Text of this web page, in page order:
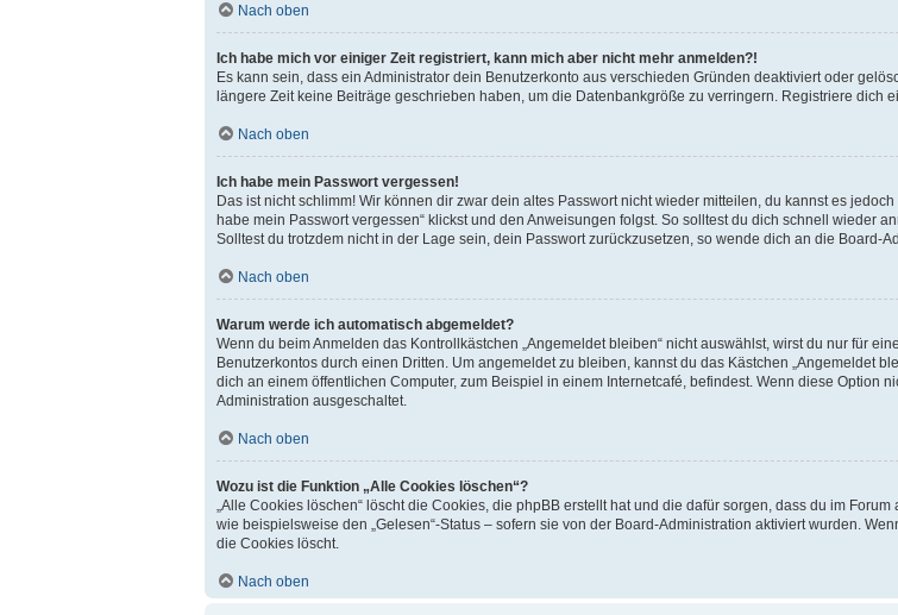
Nach oben
Ich habe mich vor einiger Zeit registriert, kann mich aber nicht mehr anmelden?!
Es kann sein, dass ein Administrator dein Benutzerkonto aus verschieden Gründen deaktiviert oder
längere Zeit keine Beiträge geschrieben haben, um die Datenbankgröße zu verringern. Registriere dich
Nach oben
Ich habe mein Passwort vergessen!
Das ist nicht schlimm! Wir können dir zwar dein altes Passwort nicht wieder mitteilen, du kannst es
habe mein Passwort vergessen“ klickst und den Anweisungen folgst. So solltest du dich schnell wieder
Solltest du trotzdem nicht in der Lage sein, dein Passwort zurückzusetzen, so wende dich an die Board-
Nach oben
Warum werde ich automatisch abgemeldet?
Wenn du beim Anmelden das Kontrollkästchen „Angemeldet bleiben“ nicht auswählst, wirst du nur für
Benutzerkontos durch einen Dritten. Um angemeldet zu bleiben, kannst du das Kästchen „Angemeldet
dich an einem öffentlichen Computer, zum Beispiel in einem Internetcafé, befindest. Wenn diese Option
Administration ausgeschaltet.
Nach oben
Wozu ist die Funktion „Alle Cookies löschen“?
„Alle Cookies löschen“ löscht die Cookies, die phpBB erstellt hat und die dafür sorgen, dass du im
wie beispielsweise den „Gelesen“-Status – sofern sie von der Board-Administration aktiviert wurden.
die Cookies löscht.
Nach oben